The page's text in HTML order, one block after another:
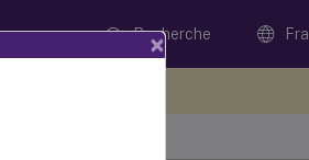
Recherche
×